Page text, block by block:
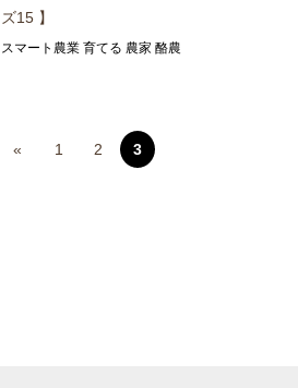
ズ15 】
スマート農業 育てる 農家 酪農
« 1 2 3